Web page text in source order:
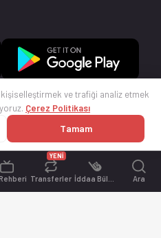
Transferler
YENİ
Ara
ve trafiği analiz etmek
Çerez Politikası
Tamam